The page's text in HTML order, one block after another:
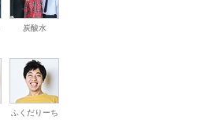
炭酸水
ふくだりーち